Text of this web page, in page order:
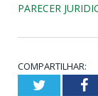
PARECER
COMPARTILHAR:
Twitter